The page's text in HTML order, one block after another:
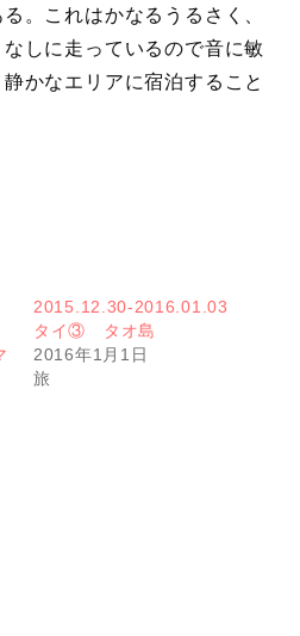
。これはかなるうるさく、
しに走っているので音に敏
かなエリアに宿泊すること
2015.12.30-2016.01.03
タイ③ タオ島
2016年1月1日
旅